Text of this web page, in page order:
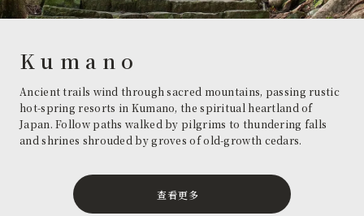
Kumano
Ancient trails wind through sacred mountains, passing rustic
hot-spring resorts in Kumano, the spiritual heartland of
Japan. Follow paths walked by pilgrims to thundering falls
and shrines shrouded by groves of old-growth cedars.
查看更多